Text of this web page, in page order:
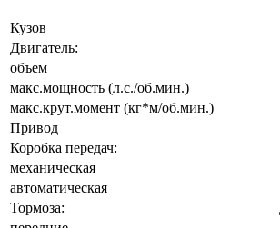
Кузов
Двигатель:
объем
макс.мощность (л.с./об.мин.)
макс.крут.момент (кг*м/об.мин.)
Привод
Коробка передач:
механическая
автоматическая
Тормоза: